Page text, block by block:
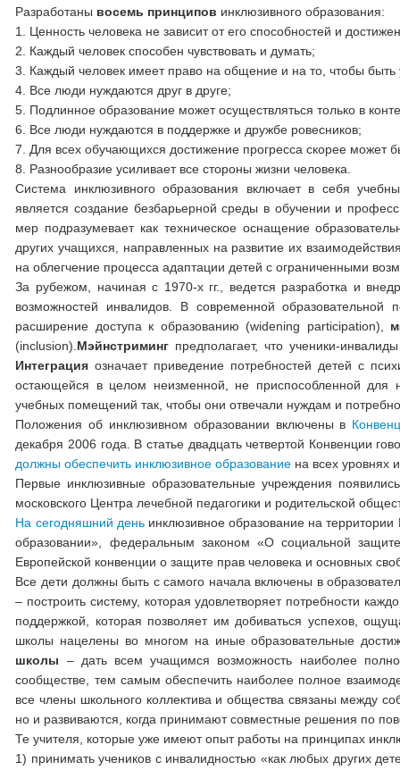
Разработаны восемь принципов инклюзивного образования:
1. Ценность человека не зависит от его способностей и
2. Каждый человек способен чувствовать и думать;
3. Каждый человек имеет право на общение и на то, чтобы
4. Все люди нуждаются друг в друге;
5. Подлинное образование может осуществляться только в
6. Все люди нуждаются в поддержке и дружбе ровесников;
7. Для всех обучающихся достижение прогресса скорее может
8. Разнообразие усиливает все стороны жизни человека.
Система инклюзивного образования включает в себя
является создание безбарьерной среды в обучении и
мер подразумевает как техническое оснащение
других учащихся, направленных на развитие их
на облегчение процесса адаптации детей с ограниченными
За рубежом, начиная с 1970-х гг., ведется разработка и
возможностей инвалидов. В современной
расширение доступа к образованию (widening participation),
(inclusion). Мэйнстриминг предполагает, что ученики-
Интеграция означает приведение потребностей детей с
остающейся в целом неизменной, не приспособленной
учебных помещений так, чтобы они отвечали нуждам и
Положения об инклюзивном образовании включены в
декабря 2006 года. В статье двадцать четвертой Конвенции
должны обеспечить инклюзивное образование на всех уровнях
Первые инклюзивные образовательные учреждения
московского Центра лечебной педагогики и родительской
На сегодняшний деньинклюзивное образование на
образовании», федеральным законом «О социальной
Европейской конвенции о защите прав человека и основных
Все дети должны быть с самого начала включены в
– построить систему, кото­рая удовлетворяет потребности
поддержкой, которая позволяет им добиваться ус­пехов,
школы нацелены во многом на иные образовательные
школы – дать всем учащимся возможность наиболее
сообществе, тем самым обеспечить наиболее полное
все члены школьного коллектива и общест­ва связаны между
но и развиваются, когда принимают совместные решения по
Те учителя, которые уже имеют опыт работы на принципах
1) принимать учеников с инва­лидностью «как любых других